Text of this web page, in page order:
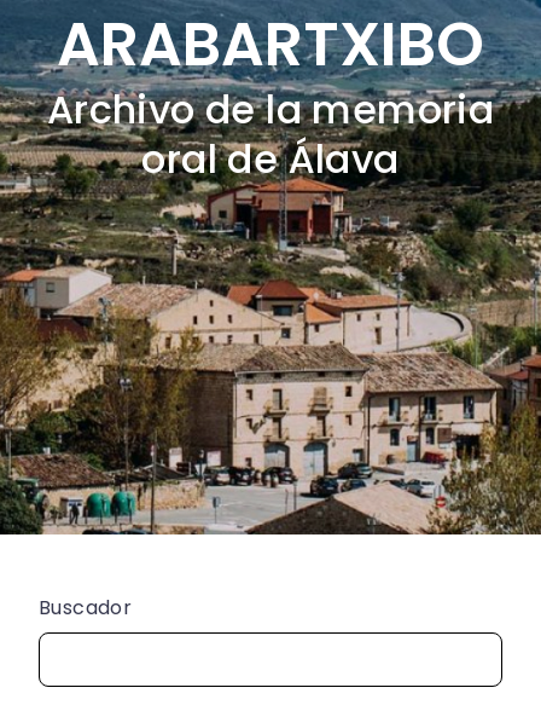
ARABARTXIBO
Archivo de la memoria
oral de Álava
Buscador